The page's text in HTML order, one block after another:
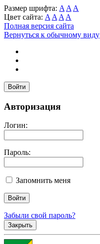
Размер шрифта: A A A
Цвет сайта: A A A A
Полная версия сайта
Вернуться к обычному виду
Войти
Авторизация
Логин:
Пароль:
Запомнить меня
Забыли свой пароль?
Закрыть